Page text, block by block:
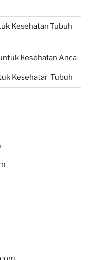
Kesehatan Tubuh
Kesehatan Anda
Kesehatan Tubuh